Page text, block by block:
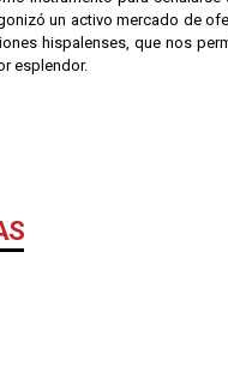
un activo mercado de
hispalenses, que nos
esplendor.